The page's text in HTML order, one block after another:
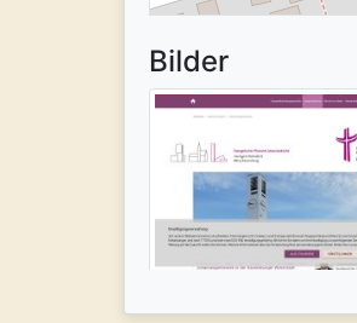
Bilder